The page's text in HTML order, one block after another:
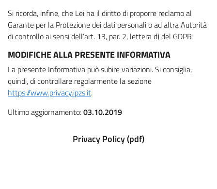
Si ricorda, infine, che Lei ha il diritto di proporre reclamo al
Garante per la Protezione dei dati personali o ad altra Autorità
di controllo ai sensi dell’art. 13, par. 2, lettera d) del GDPR
MODIFICHE ALLA PRESENTE INFORMATIVA
La presente Informativa può subire variazioni. Si consiglia,
quindi, di controllare regolarmente la sezione
https://www.privacy.ipzs.it.
Ultimo aggiornamento:03.10.2019
Privacy Policy (pdf)